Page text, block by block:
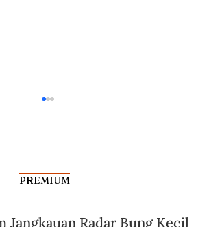
Segalanya
PREMIUM
Jangkauan Radar Bung Kecil